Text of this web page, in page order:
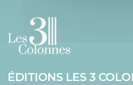
ÉDITIONS LES 3